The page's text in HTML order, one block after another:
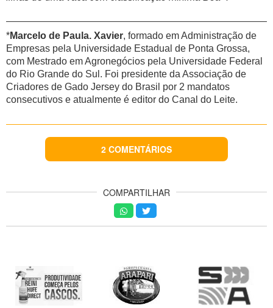
*Marcelo de Paula. Xavier, formado em Administração de
Empresas pela Universidade Estadual de Ponta Grossa,
com Mestrado em Agronegócios pela Universidade Federal
do Rio Grande do Sul. Foi presidente da Associação de
Criadores de Gado Jersey do Brasil por 2 mandatos
consecutivos e atualmente é editor do Canal do Leite.
2 COMENTÁRIOS
COMPARTILHAR